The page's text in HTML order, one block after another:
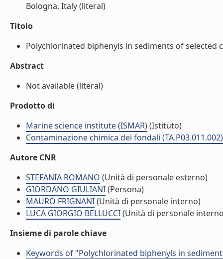
Bologna, Italy (literal)
Titolo
Polychlorinated biphenyls in sediments of
Abstract
Not available (literal)
Prodotto di
Marine science institute (ISMAR)(Istituto)
Contaminazione chimica dei fondali (TA.P03.011.002)
Autore CNR
STEFANIA ROMANO (Unità di personale esterno)
GIORDANO GIULIANI(Persona)
MAURO FRIGNANI(Unità di personale interno)
LUCA GIORGIO BELLUCCI(Unità di personale
Insieme di parole chiave
Keywords of "Polychlorinated biphenyls in